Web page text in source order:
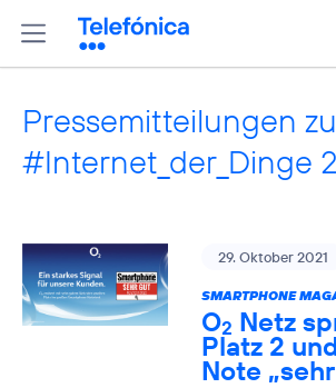
Pressemitteilungen
#Internet_der_Dinge
29. Oktober 2021
SMARTPHONE
O2 Netz
Platz 2
Note